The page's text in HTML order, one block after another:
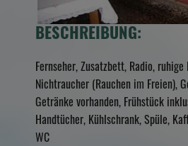
BESCHREIBUNG:
Fernseher, Zusatzbett, Radio, ruhige
Nichtraucher (Rauchen im Freien),
Getränke vorhanden, Frühstück
Handtücher, Kühlschrank, Spüle,
WC